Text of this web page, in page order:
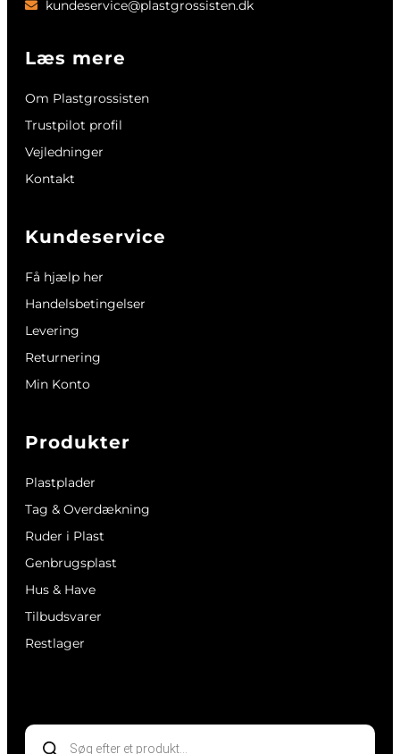
kundeservice@plastgrossisten.dk
Læs mere
Om Plastgrossisten
Trustpilot profil
Vejledninger
Kontakt
Kundeservice
Få hjælp her
Handelsbetingelser
Levering
Returnering
Min Konto
Produkter
Plastplader
Tag & Overdækning
Ruder i Plast
Genbrugsplast
Hus & Have
Tilbudsvarer
Restlager